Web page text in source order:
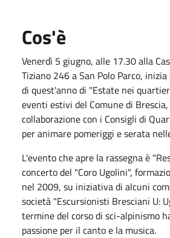
Cos'è
Venerdì 5 giugno, alle 17.30 alla
Tiziano 246 a San Polo Parco,
di quest'anno di "Estate nei
eventi estivi del Comune di
collaborazione con i Consigli di
per animare pomeriggi e serata
L'evento che apre la rassegna è
concerto del "Coro Ugolini",
nel 2009, su iniziativa di alcuni
società "Escursionisti Bresciani U:
termine del corso di sci-alpinismo
passione per il canto e la musica.